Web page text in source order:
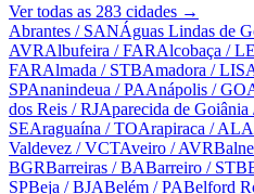
Ver todas as 283 cidades →
Abrantes / SANÁguas Lindas de
AVRAlbufeira / FARAlcobaça /
FARAlmada / STBAmadora / LIS
SPAnanindeua / PAAnápolis / GO
dos Reis / RJAparecida de Goiânia
SEAraguaína / TOArapiraca / AL
Valdevez / VCTAveiro / AVR
BGRBarreiras / BABarreiro / STB
SPBeja / BJABelém / PABelford